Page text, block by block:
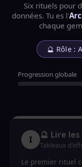
Six rituels pour
données. Tu es l'
chaque
🔮 Rôle :
Progression globale
I 🔮 Lire
Tableaux
Le premier rituel